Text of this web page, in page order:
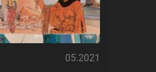
05.2021